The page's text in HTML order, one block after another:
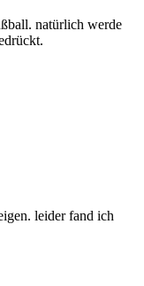
natürlich werde
leider fand ich